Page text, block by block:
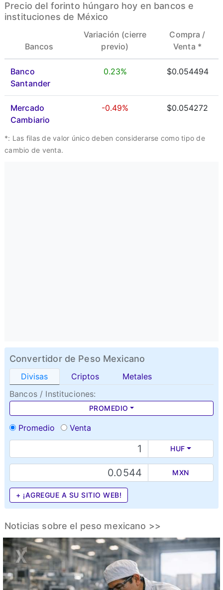
Precio del forinto húngaro hoy en bancos e
instituciones de México
Bancos
Variación (cierre
previo)
Compra /
Venta *
Banco
Santander
0.23% $0.054494
Mercado
Cambiario
-0.49% $0.054272
*: Las filas de valor único deben considerarse como tipo de
cambio de venta.
Convertidor de Peso Mexicano
Divisas Criptos
Metales
Bancos / Instituciones:
PROMEDIO
Promedio Venta
HUF
MXN
+ ¡AGREGUE A SU SITIO WEB!
Noticias sobre el peso mexicano >>